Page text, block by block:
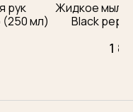
рук
(250 мл)
Жидкое мыло
Black
1